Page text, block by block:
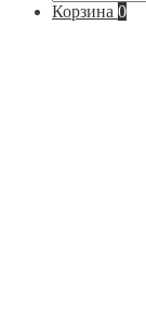
Корзина 0